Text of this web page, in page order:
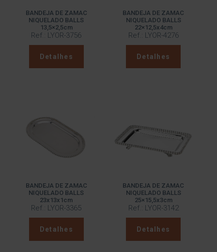
BANDEJA DE ZAMAC
NIQUELADO BALLS
13,5×2,5cm
Ref.: LYOR-3756
Detalhes
BANDEJA DE ZAMAC
NIQUELADO BALLS
22×12,5x4cm
Ref.: LYOR-4276
Detalhes
BANDEJA DE ZAMAC
NIQUELADO BALLS
23x13x1cm
Ref.: LYOR-3365
Detalhes
BANDEJA DE ZAMAC
NIQUELADO BALLS
25×15,5x3cm
Ref.: LYOR-3142
Detalhes